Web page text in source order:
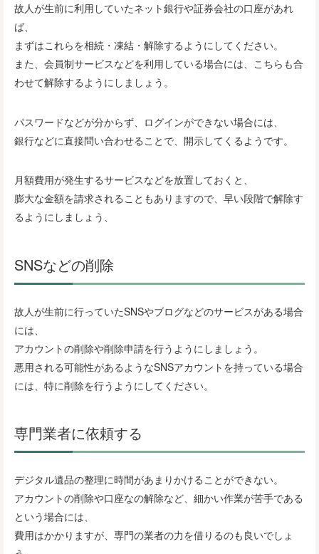
故人が生前に利用していたネット銀行や証券会社の口座があれ
ば、
まずはこれらを相続・凍結・解除するようにしてください。
また、会員制サービスなどを利用している場合には、こちらも合
わせて解除するようにしましょう。
パスワードなどが分からず、ログインができない場合には、
銀行などに直接問い合わせることで、開示してくるようです。
月額費用が発生するサービスなどを放置しておくと、
膨大な金額を請求されることもありますので、早い段階で解除す
るようにしましょう、
SNSなどの削除
故人が生前に行っていたSNSやブログなどのサービスがある場合
には、
アカウントの削除や削除申請を行うようにしましょう。
悪用される可能性があるようなSNSアカウントを持っている場合
には、特に削除を行うようにしてください。
専門業者に依頼する
デジタル遺品の整理に時間があまりかけることができない。
アカウントの削除や口座なの解除など、細かい作業が苦手である
という場合には、
費用はかかりますが、専門の業者の力を借りるのも良いでしょ